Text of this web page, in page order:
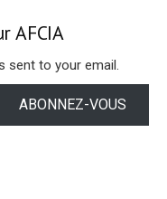
AFCIA
sent to your email.
ABONNEZ-VOUS